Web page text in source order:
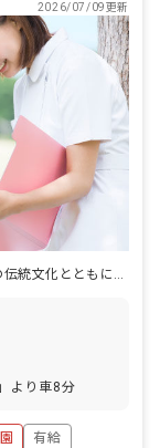
2026/07/09更新
より車8分
有給